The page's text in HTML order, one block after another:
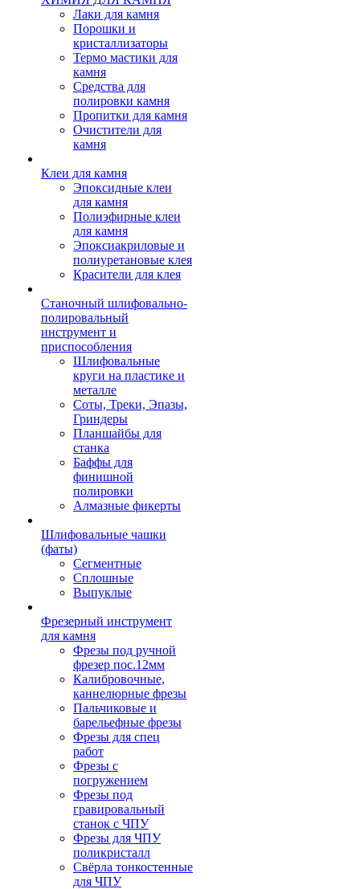
Лаки для камня
Порошки и
кристаллизаторы
Термо мастики для
камня
Средства для
полировки камня
Пропитки для камня
Очистители для
камня
Клеи для камня
Эпоксидные клеи
для камня
Полиэфирные клеи
для камня
Эпоксиакриловые и
полиуретановые клея
Красители для клея
Станочный шлифовально-
полировальный
инструмент и
приспособления
Шлифовальные
круги на пластике и
металле
Соты, Треки, Эпазы,
Гриндеры
Планшайбы для
станка
Баффы для
финишной
полировки
Алмазные фикерты
Шлифовальные чашки
(фаты)
Сегментные
Сплошные
Выпуклые
Фрезерный инструмент
для камня
Фрезы под ручной
фрезер пос.12мм
Калибровочные,
каннелюрные фрезы
Пальчиковые и
барельефные фрезы
Фрезы для спец
работ
Фрезы с
погружением
Фрезы под
гравировальный
станок с ЧПУ
Фрезы для ЧПУ
поликристалл
Свёрла тонкостенные
для ЧПУ